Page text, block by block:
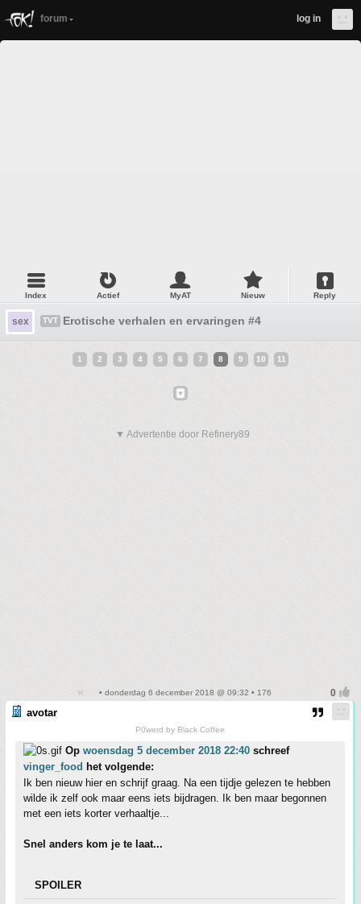
forum log in
Index Actief MyAT Nieuw Reply
sex TVT Erotische verhalen en ervaringen #4
1 2 3 4 5 6 7 8 9 10 11
▼ Advertentie door Refinery89
• donderdag 6 december 2018 @ 09:32 • 176
avotar
P0werd by Black Coffee
Op woensdag 5 december 2018 22:40 schreef
vinger_food het volgende:
Ik ben nieuw hier en schrijf graag. Na een tijdje gelezen te hebben
wilde ik zelf ook maar eens iets bijdragen. Ik ben maar begonnen
met een iets korter verhaaltje...
Snel anders kom je te laat...
SPOILER